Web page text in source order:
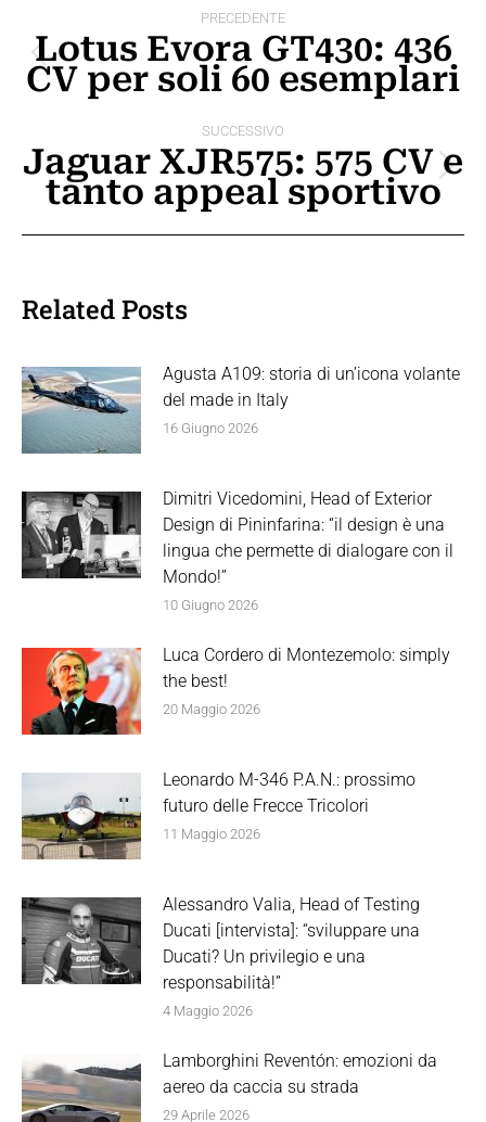
tra
i
PRECEDENTE
Post
precedente:
Lotus Evora GT430: 436
CV per soli 60 esemplari
SUCCESSIVO
Prossimo
post:
Jaguar XJR575: 575 CV e
tanto appeal sportivo
Related Posts
Agusta A109: storia di un’icona volante
del made in Italy
16 Giugno 2026
Dimitri Vicedomini, Head of Exterior
Design di Pininfarina: “il design è una
lingua che permette di dialogare con il
Mondo!”
10 Giugno 2026
Luca Cordero di Montezemolo: simply
the best!
20 Maggio 2026
Leonardo M-346 P.A.N.: prossimo
futuro delle Frecce Tricolori
11 Maggio 2026
Alessandro Valia, Head of Testing
Ducati [intervista]: “sviluppare una
Ducati? Un privilegio e una
responsabilità!”
4 Maggio 2026
Lamborghini Reventón: emozioni da
aereo da caccia su strada
29 Aprile 2026